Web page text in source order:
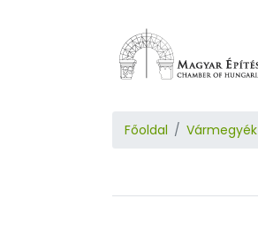
Főoldal Vármegyék